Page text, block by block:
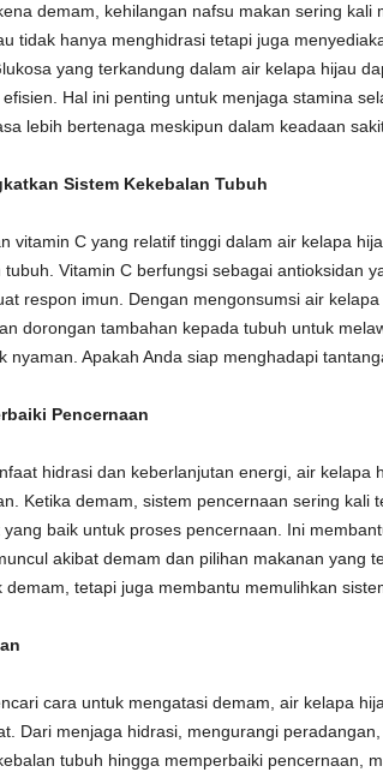
demam, kehilangan nafsu makan sering kali
tidak hanya menghidrasi tetapi juga
yang terkandung dalam air kelapa hijau
Hal ini penting untuk menjaga stamina
lebih bertenaga meskipun dalam keadaan
Sistem Kekebalan Tubuh
vitamin C yang relatif tinggi dalam air kelapa
tubuh. Vitamin C berfungsi sebagai antioksidan
respon imun. Dengan mengonsumsi air
dorongan tambahan kepada tubuh untuk
nyaman. Apakah Anda siap menghadapi
Pencernaan
hidrasi dan keberlanjutan energi, air kelapa
Ketika demam, sistem pencernaan sering kali
baik untuk proses pencernaan. Ini
akibat demam dan pilihan makanan yang
demam, tetapi juga membantu memulihkan
cara untuk mengatasi demam, air kelapa
Dari menjaga hidrasi, mengurangi
tubuh hingga memperbaiki pencernaan,